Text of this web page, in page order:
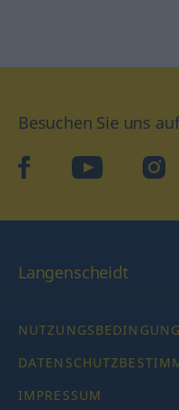
Besuchen Sie uns
facebookYouTube
Langenscheidt
IMPRESSUM